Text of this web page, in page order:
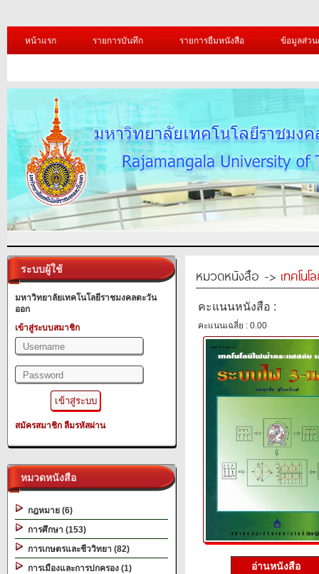
หน้าแรก รายการบันทึก รายการยืมหนังสือ ข้อมูลส่ว
ระบบผู้ใช้
มหาวิทยาลัยเทคโนโลยีราชมงคลตะวัน
ออก
เข้าสู่ระบบสมาชิก
สมัครสมาชิก ลืมรหัสผ่าน
หมวดหนังสือ
กฎหมาย (6)
การศึกษา (153)
การเกษตรและชีววิทยา (82)
การเมืองและการปกครอง (1)
หมวดหนังสือ -> เทคโน
คะแนนหนังสือ :
คะแนนเฉลี่ย : 0.00
อ่านหนังสือ